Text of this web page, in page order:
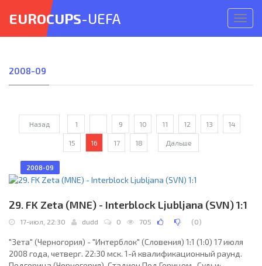
меню
EUROCUPS-UEFA
2008-09
Назад 1 9 10 11 12 13 14
15 16 17 18 Дальше
2008-09
29. FK Zeta (MNE) - Interblock Ljubljana (SVN) 1:1
17-июл, 22:30 dudd 0 705 (0)
"Зета" (Черногория) - "Интерблок" (Словения) 1:1 (1:0) 17 июля
2008 года, четверг. 22:30 мск. 1-й квалификационный раунд.